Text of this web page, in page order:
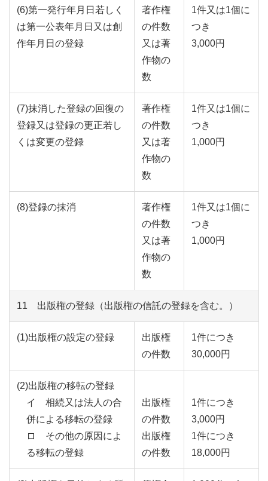
(6)第一発行年月日若しく
は第一公表年月日又は創
作年月日の登録
著作権
の件数
又は著
作物の
数
1件又は1個に
つき
3,000円
(7)抹消した登録の回復の
登録又は登録の更正若し
くは変更の登録
著作権
の件数
又は著
作物の
数
1件又は1個に
つき
1,000円
(8)登録の抹消
著作権
の件数
又は著
作物の
数
1件又は1個に
つき
1,000円
11 出版権の登録（出版権の信託の登録を含む。）
(1)出版権の設定の登録
出版権
の件数
1件につき
30,000円
(2)出版権の移転の登録
イ 相続又は法人の合
併による移転の登録
ロ その他の原因によ
る移転の登録
出版権
の件数
出版権
の件数
1件につき
3,000円
1件につき
18,000円